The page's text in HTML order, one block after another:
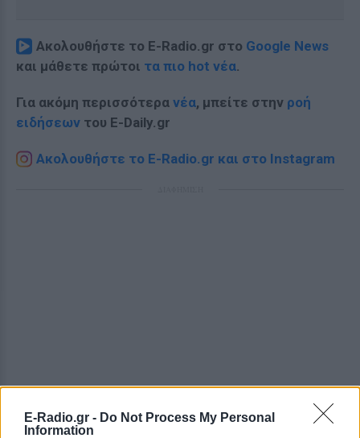
E-Radio.gr - Do Not Process My Personal
Information
Ακολουθήστε το E-Radio.gr στο Google News
και μάθετε πρώτοι τα πιο hot νέα.
Για ακόμη περισσότερα νέα, μπείτε στην ροή
ειδήσεων του E-Daily.gr
Ακολουθήστε το E-Radio.gr και στο Instagram